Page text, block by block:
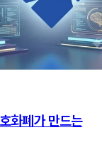
화폐가 만드는